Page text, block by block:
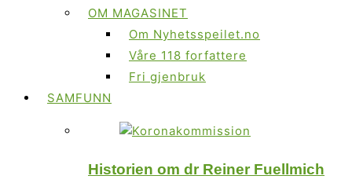
OM MAGASINET
Om Nyhetsspeilet.no
Våre 118 forfattere
Fri gjenbruk
SAMFUNN
Historien om dr Reiner Fuellmich